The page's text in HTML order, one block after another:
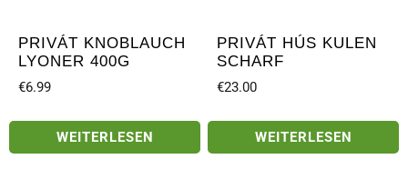
PRIVÁT KNOBLAUCH
LYONER 400G
€6.99
WEITERLESEN
PRIVÁT HÚS KULEN
SCHARF
€23.00
WEITERLESEN